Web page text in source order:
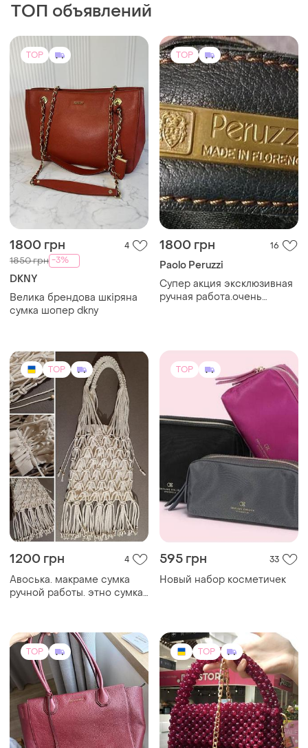
ТОП объявлений
TOP
1800 грн 4
1850 грн -3%
DKNY
Велика брендова шкіряна
сумка шопер dkny
TOP
1800 грн 16
Paolo Peruzzi
Супер акция эксклюзивная
ручная работа.очень
TOP
1200 грн 4
Авоська. макраме сумка
ручной работы. этно сумка.
TOP
595 грн 33
Новый набор косметичек
TOP TOP